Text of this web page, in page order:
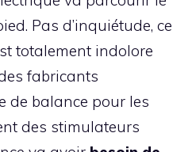
Pas d’inquiétude, ce
totalement indolore
fabricants
de balance pour les
des stimulateurs